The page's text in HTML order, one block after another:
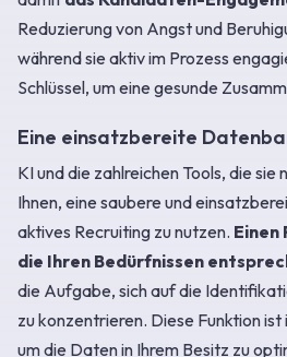
Reduzierung von Angst und
während sie aktiv im Prozess
Schlüssel, um eine gesunde
Eine einsatzbereite
KI und die zahlreichen Tools, die sie
Ihnen, eine saubere und
aktives Recruiting zu nutzen. Einen
die Ihren Bedürfnissen
die Aufgabe, sich auf die
zu konzentrieren. Diese Funktion ist
um die Daten in Ihrem Besitz zu